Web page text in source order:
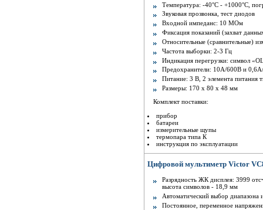
Температура: -40°С - +1000°С,
Звуковая прозвонка, тест диодов
Входной импеданс: 10 МОм
Фиксация показаний (захват
Относительные (сравнительные)
Частота выборки: 2-3 Гц
Индикация перегрузки: символ
Предохранители: 10А/600В и
Питание: 3 В, 2 элемента питания
Размеры: 170 х 80 х 48 мм
Комплект поставки:
прибор
батареи
измерительные щупы
термопара типа К
инструкция по эксплуатации
Цифровой мультиметр Victor
Разрядность ЖК дисплея: 3999
высота символов - 18,9 мм
Автоматический выбор диапазона
Постоянное, переменное